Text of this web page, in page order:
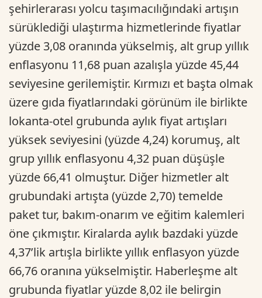
şehirlerarası yolcu taşımacılığındaki artışın
sürüklediği ulaştırma hizmetlerinde fiyatlar
yüzde 3,08 oranında yükselmiş, alt grup yıllık
enflasyonu 11,68 puan azalışla yüzde 45,44
seviyesine gerilemiştir. Kırmızı et başta olmak
üzere gıda fiyatlarındaki görünüm ile birlikte
lokanta-otel grubunda aylık fiyat artışları
yüksek seviyesini (yüzde 4,24) korumuş, alt
grup yıllık enflasyonu 4,32 puan düşüşle
yüzde 66,41 olmuştur. Diğer hizmetler alt
grubundaki artışta (yüzde 2,70) temelde
paket tur, bakım-onarım ve eğitim kalemleri
öne çıkmıştır. Kiralarda aylık bazdaki yüzde
4,37’lik artışla birlikte yıllık enflasyon yüzde
66,76 oranına yükselmiştir. Haberleşme alt
grubunda fiyatlar yüzde 8,02 ile belirgin